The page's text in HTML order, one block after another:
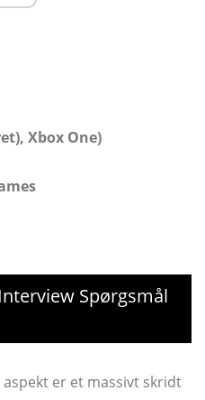
Xbox One)
Spørgsmål
er et massivt skridt